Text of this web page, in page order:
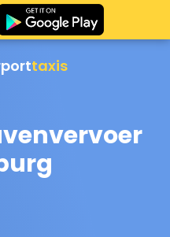
taxis